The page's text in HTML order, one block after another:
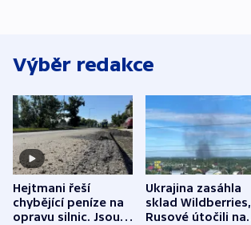
Výběr redakce
Hejtmani řeší
chybějící peníze na
opravu silnic. Jsou
Ukrajina zasáhla
sklad Wildberries,
Rusové útočili na